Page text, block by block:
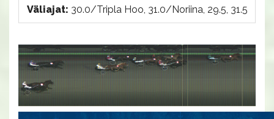
Väliajat: 30.0/Tripla Hoo, 31.0/Noriina, 29.5, 31.5